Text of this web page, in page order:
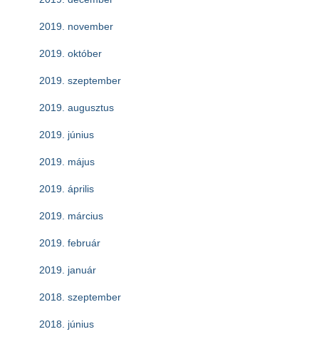
2019. november
2019. október
2019. szeptember
2019. augusztus
2019. június
2019. május
2019. április
2019. március
2019. február
2019. január
2018. szeptember
2018. június